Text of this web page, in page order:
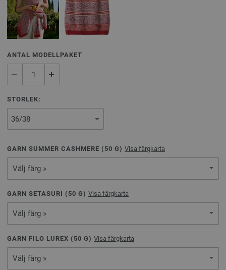
ANTAL MODELLPAKET
STORLEK:
GARN SUMMER CASHMERE ( 50 G) Visa färgkarta
Välj färg »
GARN SETASURI ( 50 G) Visa färgkarta
Välj färg »
GARN FILO LUREX ( 50 G) Visa färgkarta
Välj färg »